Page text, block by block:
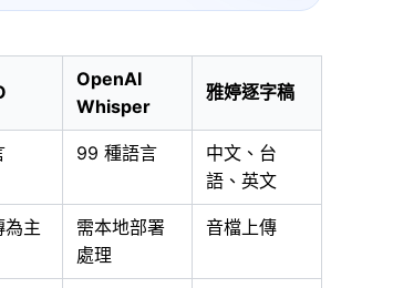
OpenAI
Whisper
雅婷逐字稿
99 種語言
中文、台
語、英文
為主
需本地部署
處理
音檔上傳